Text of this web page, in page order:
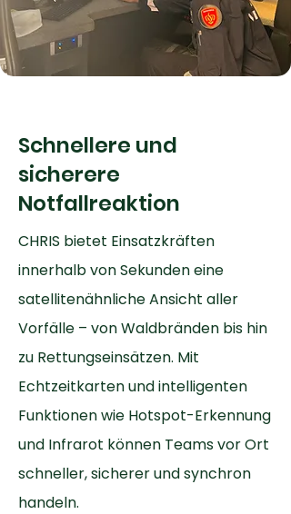
Schnellere und
sicherere
Notfallreaktion
CHRIS bietet Einsatzkräften
innerhalb von Sekunden eine
satellitenähnliche Ansicht aller
Vorfälle – von Waldbränden bis hin
zu Rettungseinsätzen. Mit
Echtzeitkarten und intelligenten
Funktionen wie Hotspot-Erkennung
und Infrarot können Teams vor Ort
schneller, sicherer und synchron
handeln.